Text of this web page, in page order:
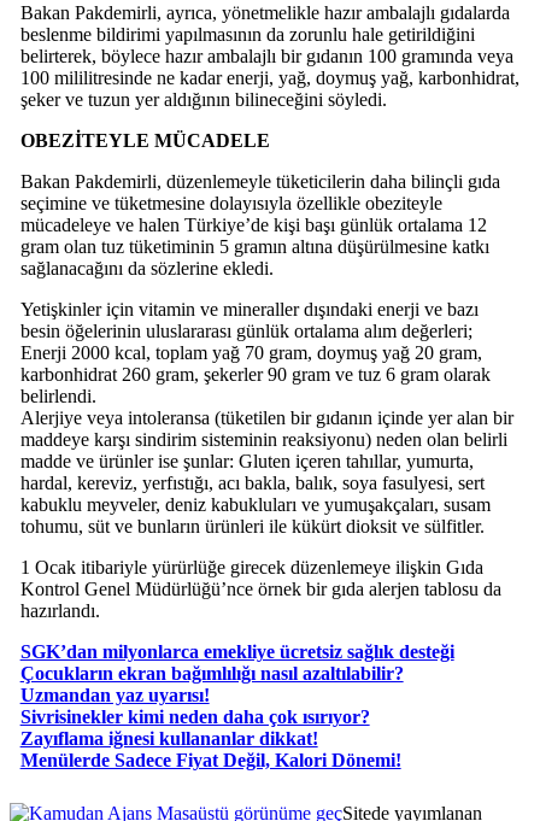
Bakan Pakdemirli, ayrıca, yönetmelikle hazır ambalajlı gıdalarda
beslenme bildirimi yapılmasının da zorunlu hale getirildiğini
belirterek, böylece hazır ambalajlı bir gıdanın 100 gramında veya
100 mililitresinde ne kadar enerji, yağ, doymuş yağ, karbonhidrat,
şeker ve tuzun yer aldığının bilineceğini söyledi.
OBEZİTEYLE MÜCADELE
Bakan Pakdemirli, düzenlemeyle tüketicilerin daha bilinçli gıda
seçimine ve tüketmesine dolayısıyla özellikle obeziteyle
mücadeleye ve halen Türkiye’de kişi başı günlük ortalama 12
gram olan tuz tüketiminin 5 gramın altına düşürülmesine katkı
sağlanacağını da sözlerine ekledi.
Yetişkinler için vitamin ve mineraller dışındaki enerji ve bazı
besin öğelerinin uluslararası günlük ortalama alım değerleri;
Enerji 2000 kcal, toplam yağ 70 gram, doymuş yağ 20 gram,
karbonhidrat 260 gram, şekerler 90 gram ve tuz 6 gram olarak
belirlendi.
Alerjiye veya intoleransa (tüketilen bir gıdanın içinde yer alan bir
maddeye karşı sindirim sisteminin reaksiyonu) neden olan belirli
madde ve ürünler ise şunlar: Gluten içeren tahıllar, yumurta,
hardal, kereviz, yerfıstığı, acı bakla, balık, soya fasulyesi, sert
kabuklu meyveler, deniz kabukluları ve yumuşakçaları, susam
tohumu, süt ve bunların ürünleri ile kükürt dioksit ve sülfitler.
1 Ocak itibariyle yürürlüğe girecek düzenlemeye ilişkin Gıda
Kontrol Genel Müdürlüğü’nce örnek bir gıda alerjen tablosu da
hazırlandı.
SGK’dan milyonlarca emekliye ücretsiz sağlık desteği
Çocukların ekran bağımlılığı nasıl azaltılabilir?
Uzmandan yaz uyarısı!
Sivrisinekler kimi neden daha çok ısırıyor?
Zayıflama iğnesi kullananlar dikkat!
​Menülerde Sadece Fiyat Değil, Kalori Dönemi!
Masaüstü görünüme geçSitede yayımlanan